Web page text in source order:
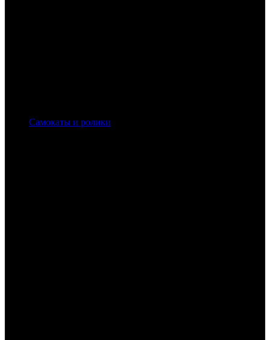
Самокаты и ролики